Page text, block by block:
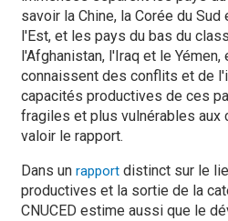
savoir la Chine, la Corée du
l'Est, et les pays du bas du
l'Afghanistan, l'Iraq et le
connaissent des conflits et de
capacités productives de ces
fragiles et plus vulnérables aux
valoir le rapport.
Dans un rapport distinct sur le
productives et la sortie de la
CNUCED estime aussi que le